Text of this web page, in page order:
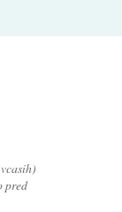
pred